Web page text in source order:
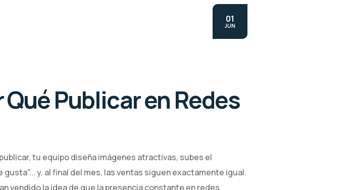
01
JUN
Qué Publicar en Redes
tu equipo diseña imágenes atractivas, subes el
y, al final del mes, las ventas siguen exactamente igual.
vendido la idea de que la presencia constante en redes